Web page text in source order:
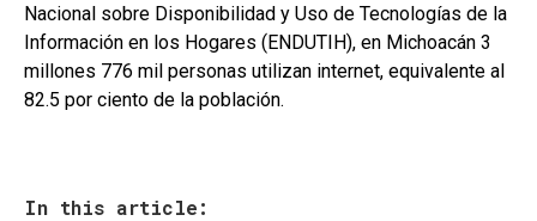
Nacional sobre Disponibilidad y Uso de Tecnologías de la
Información en los Hogares (ENDUTIH), en Michoacán 3
millones 776 mil personas utilizan internet, equivalente al
82.5 por ciento de la población.
In this article: